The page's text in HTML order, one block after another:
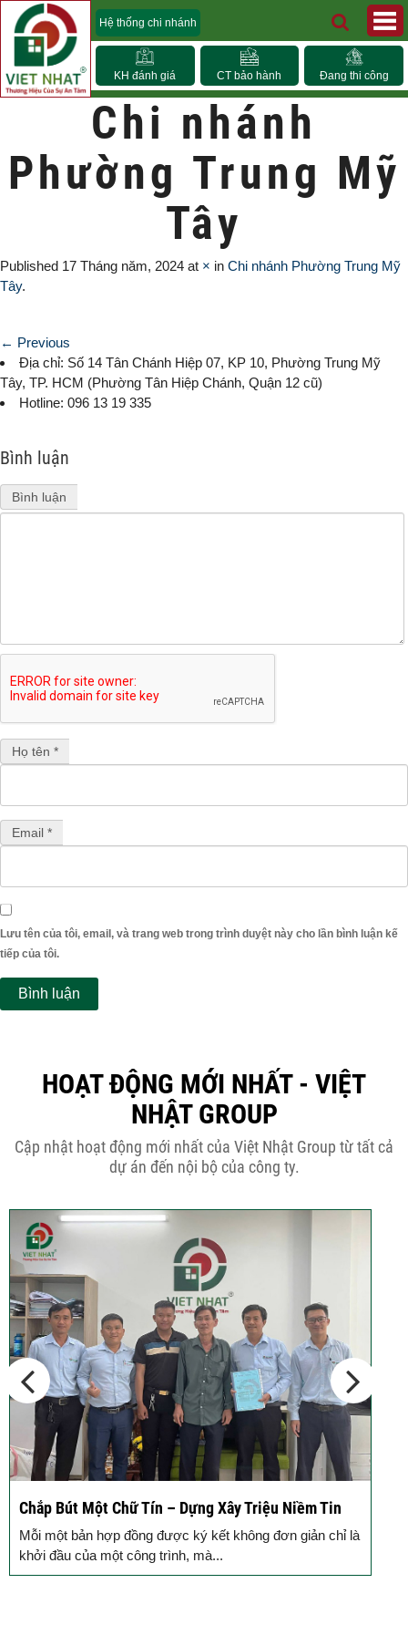
Hệ thống chi nhánh
KH đánh giá CT bảo hành Đang thi công
Chi nhánh
Phường Trung Mỹ
Tây
Published 17 Tháng năm, 2024 at × in Chi nhánh Phường Trung Mỹ
Tây.
← Previous
Địa chỉ: Số 14 Tân Chánh Hiệp 07, KP 10, Phường Trung Mỹ
Tây, TP. HCM (Phường Tân Hiệp Chánh, Quận 12 cũ)
Hotline: 096 13 19 335
Bình luận
Bình luận
Họ tên *
Email *
Lưu tên của tôi, email, và trang web trong trình duyệt này cho lần bình luận kế
tiếp của tôi.
HOẠT ĐỘNG MỚI NHẤT - VIỆT
NHẬT GROUP
Cập nhật hoạt động mới nhất của Việt Nhật Group từ tất cả
dự án đến nội bộ của công ty.
Động Thổ Xây Nhà – Khởi Đầu Vững Chắc, An Tâm
Đồng Hành
Mỗi ngôi nhà được khởi công động thổ là thêm một viên
gạch xây dựng nên niềm tin của Quý...